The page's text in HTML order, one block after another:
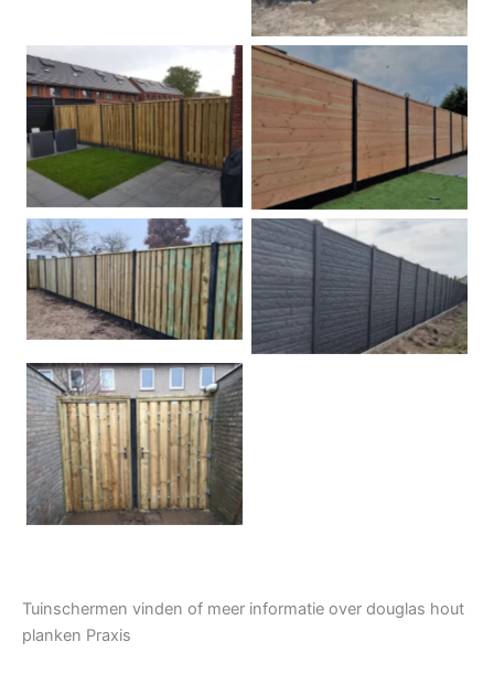
Betonpalen schutting Douglas
Hout beton schuttingen Rots motief antraciet
Tuindeur grenen
Tuinschermen vinden of meer informatie over douglas hout
planken Praxis